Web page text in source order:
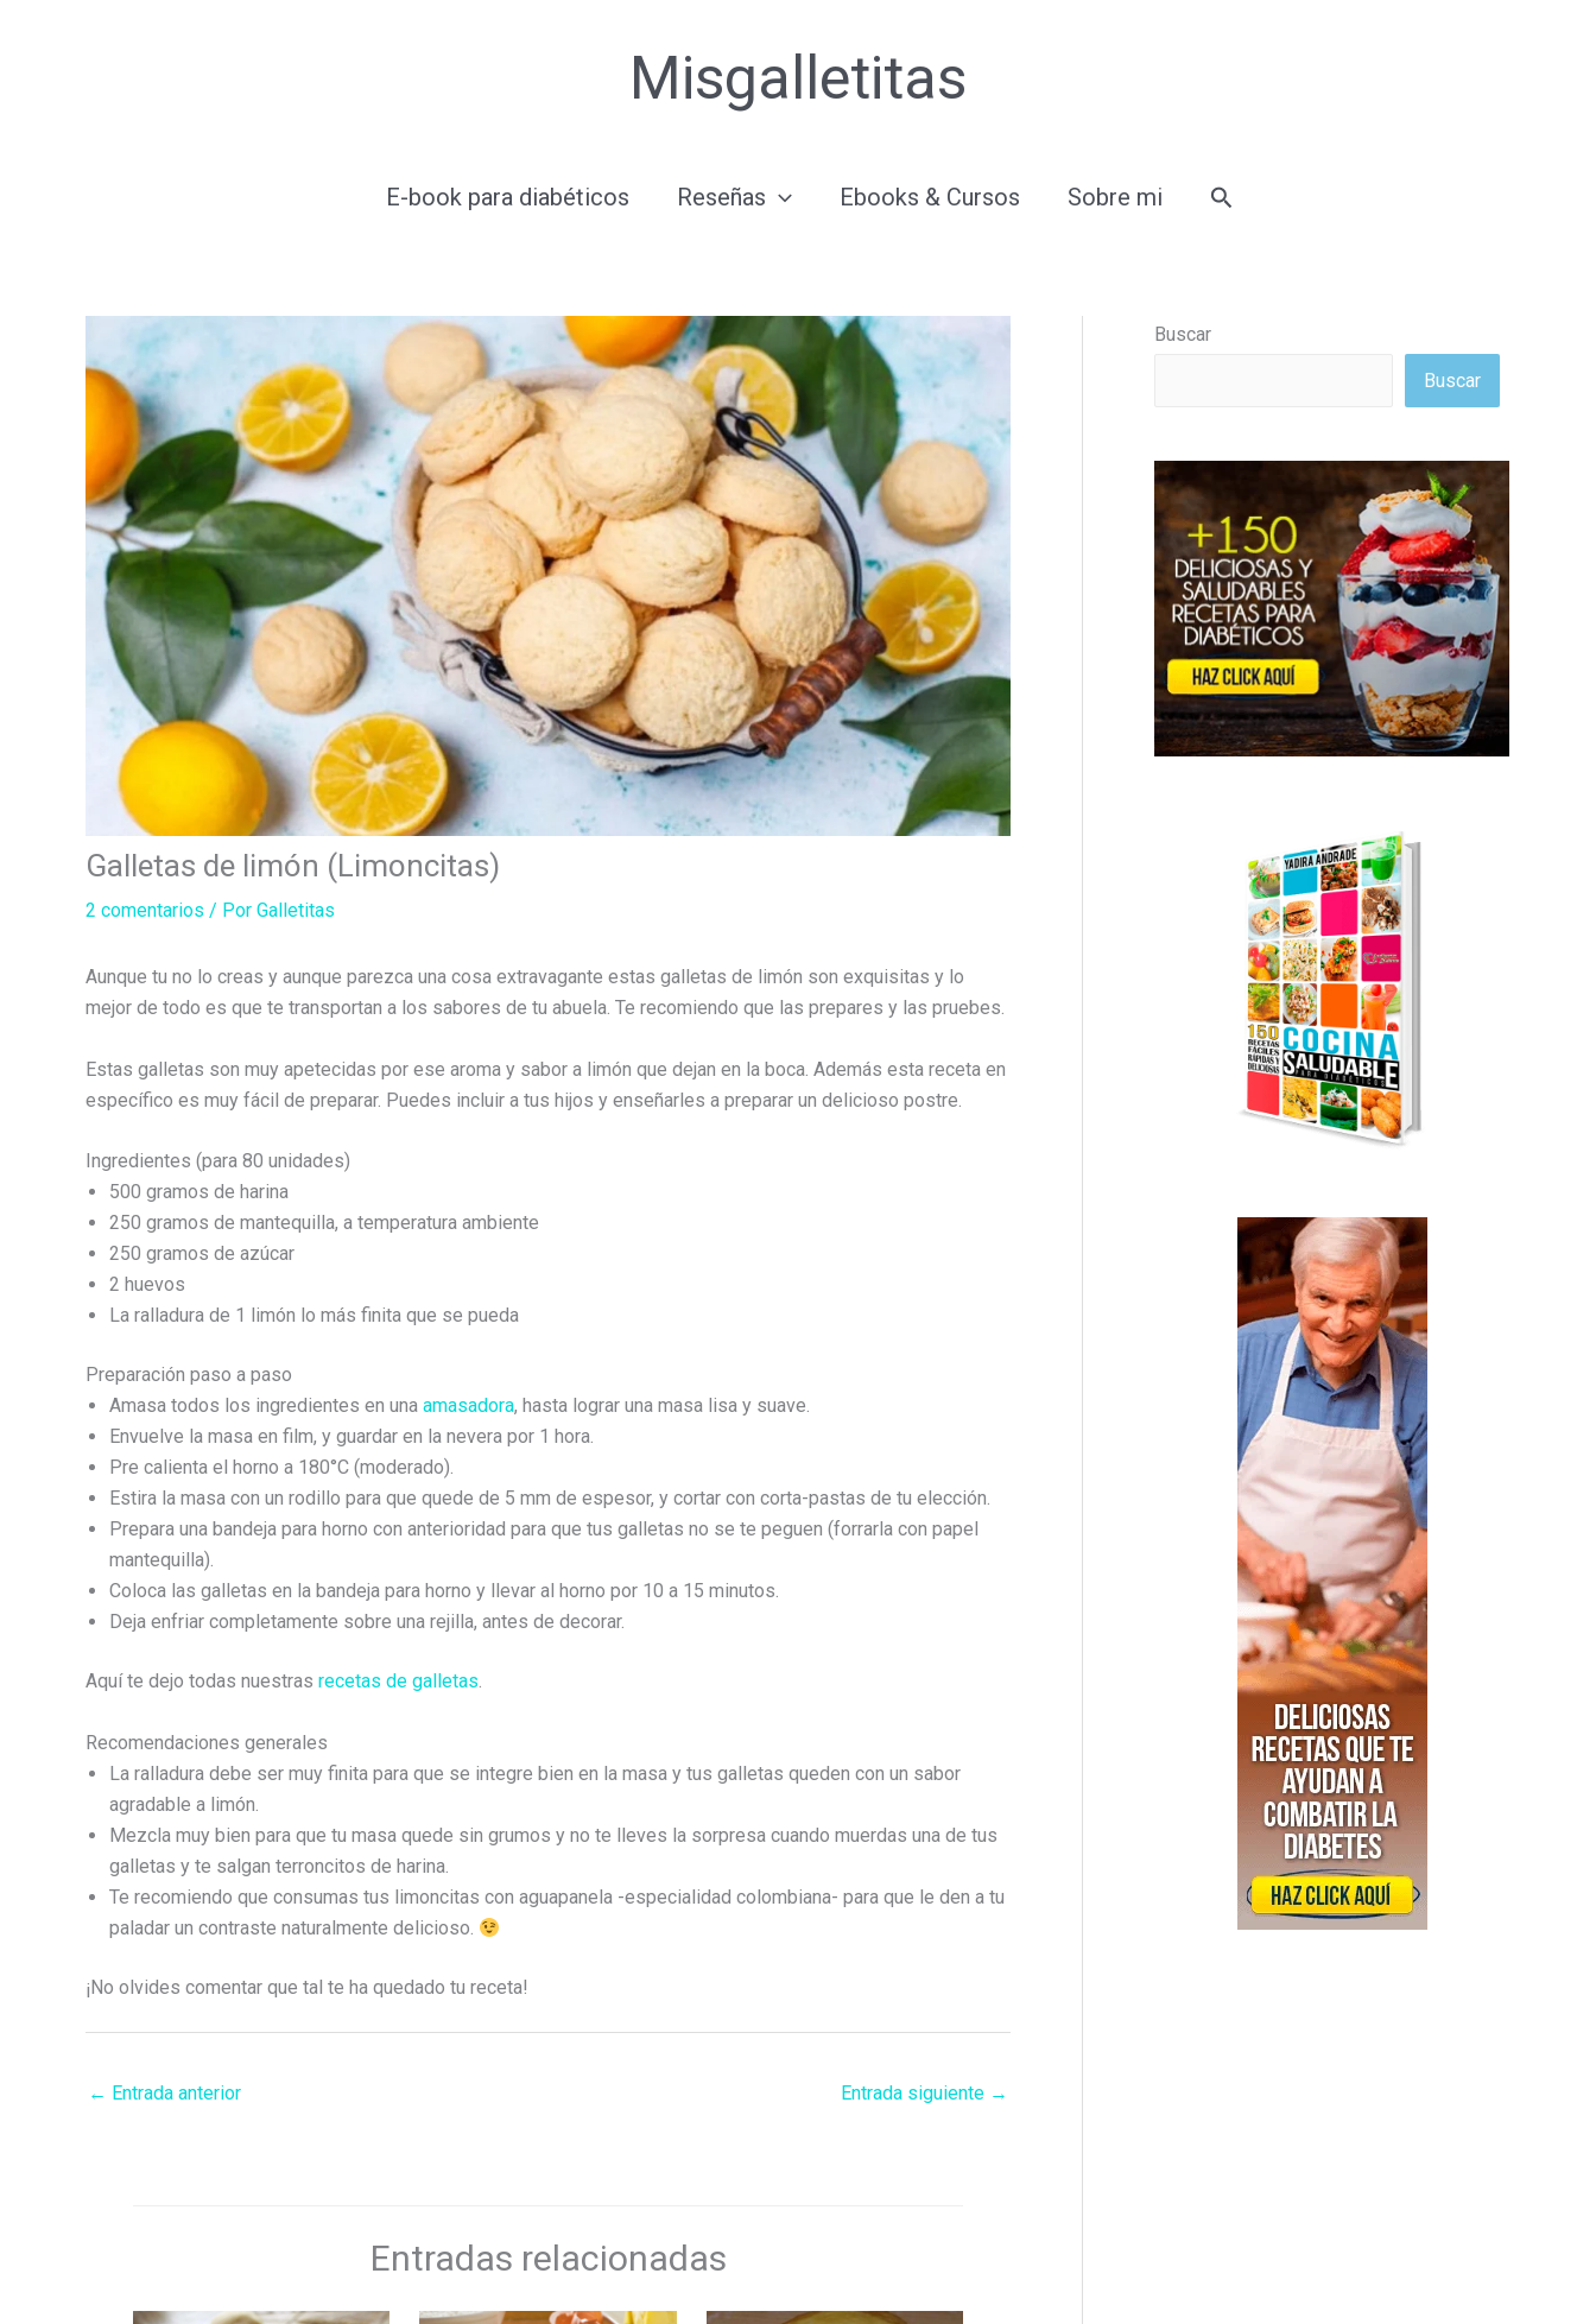
Misgalletitas
E-book para diabéticos Reseñas Ebooks & Cursos Sobre mi Buscar
Galletas de limón (Limoncitas)
2 comentarios / Por Galletitas
Aunque tu no lo creas y aunque parezca una cosa extravagante estas galletas de limón son exquisitas y lo
mejor de todo es que te transportan a los sabores de tu abuela. Te recomiendo que las prepares y las pruebes.
Estas galletas son muy apetecidas por ese aroma y sabor a limón que dejan en la boca. Además esta receta en
específico es muy fácil de preparar. Puedes incluir a tus hijos y enseñarles a preparar un delicioso postre.
Ingredientes (para 80 unidades)
500 gramos de harina
250 gramos de mantequilla, a temperatura ambiente
250 gramos de azúcar
2 huevos
La ralladura de 1 limón lo más finita que se pueda
Preparación paso a paso
Amasa todos los ingredientes en una amasadora, hasta lograr una masa lisa y suave.
Envuelve la masa en film, y guardar en la nevera por 1 hora.
Pre calienta el horno a 180°C (moderado).
Estira la masa con un rodillo para que quede de 5 mm de espesor, y cortar con corta-pastas de tu elección.
Prepara una bandeja para horno con anterioridad para que tus galletas no se te peguen (forrarla con papel
mantequilla).
Coloca las galletas en la bandeja para horno y llevar al horno por 10 a 15 minutos.
Deja enfriar completamente sobre una rejilla, antes de decorar.
Aquí te dejo todas nuestras recetas de galletas.
Recomendaciones generales
La ralladura debe ser muy finita para que se integre bien en la masa y tus galletas queden con un sabor
agradable a limón.
Mezcla muy bien para que tu masa quede sin grumos y no te lleves la sorpresa cuando muerdas una de tus
galletas y te salgan terroncitos de harina.
Te recomiendo que consumas tus limoncitas con aguapanela -especialidad colombiana- para que le den a tu
paladar un contraste naturalmente delicioso.
¡No olvides comentar que tal te ha quedado tu receta!
← Entrada anterior Entrada siguiente →
Entradas relacionadas
Buscar
Buscar